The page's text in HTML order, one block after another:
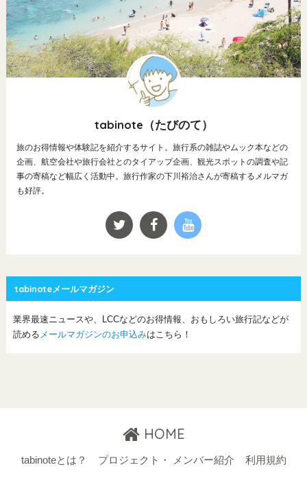
tabinote（たびのて）
旅のお得情報や体験記を紹介するサイト。旅行系の雑誌やムック本などの
企画、航空会社や旅行会社とのタイアップ企画、観光スポットの調査や記
事の寄稿など幅広く活動中。旅行作家の下川裕治さんが寄稿するメルマガ
も好評。
tabinoteメールマガジン
業界最速ニュースや、LCCなどのお得情報、おもしろい旅行記などが
読める メールマガジンのお申込みはこちら！
HOME
tabinoteとは？ プロジェクト・ メンバー紹介 利用規約